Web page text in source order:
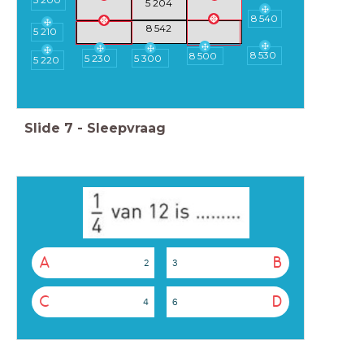
5 204
8 542
5 210
5 220 5 230 5 300 8 500 8 530
8 540
Slide 7 - Sleepvraag
A 2 B
3
C 4 D
6